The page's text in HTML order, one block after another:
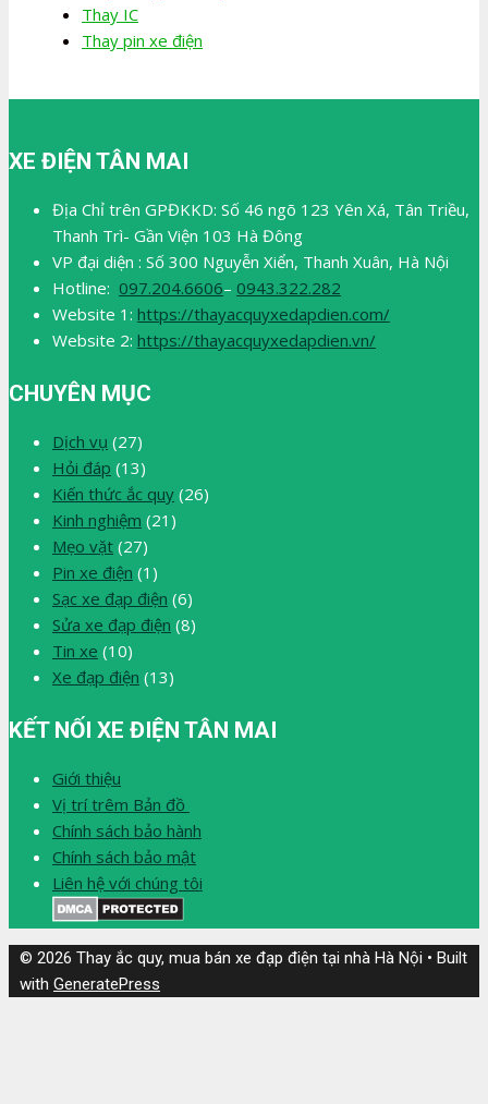
Thay IC
Thay pin xe điện
XE ĐIỆN TÂN MAI
Địa Chỉ trên GPĐKKD: Số 46 ngõ 123 Yên Xá, Tân Triều,
Thanh Trì- Gần Viện 103 Hà Đông
VP đại diện : Số 300 Nguyễn Xiển, Thanh Xuân, Hà Nội
Hotline: 097.204.6606– 0943.322.282
Website 1: https://thayacquyxedapdien.com/
Website 2: https://thayacquyxedapdien.vn/
CHUYÊN MỤC
Dịch vụ (27)
Hỏi đáp (13)
Kiến thức ắc quy (26)
Kinh nghiệm (21)
Mẹo vặt (27)
Pin xe điện (1)
Sạc xe đạp điện (6)
Sửa xe đạp điện (8)
Tin xe (10)
Xe đạp điện (13)
KẾT NỐI XE ĐIỆN TÂN MAI
Giới thiệu
Vị trí trêm Bản đồ
Chính sách bảo hành
Chính sách bảo mật
Liên hệ với chúng tôi
© 2026 Thay ắc quy, mua bán xe đạp điện tại nhà Hà Nội • Built
with GeneratePress